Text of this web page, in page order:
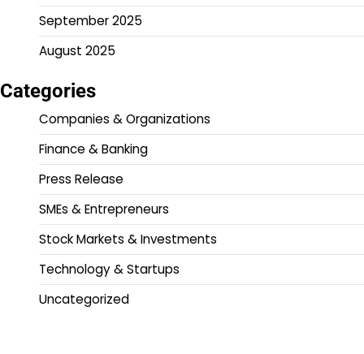
September 2025
August 2025
Categories
Companies & Organizations
Finance & Banking
Press Release
SMEs & Entrepreneurs
Stock Markets & Investments
Technology & Startups
Uncategorized